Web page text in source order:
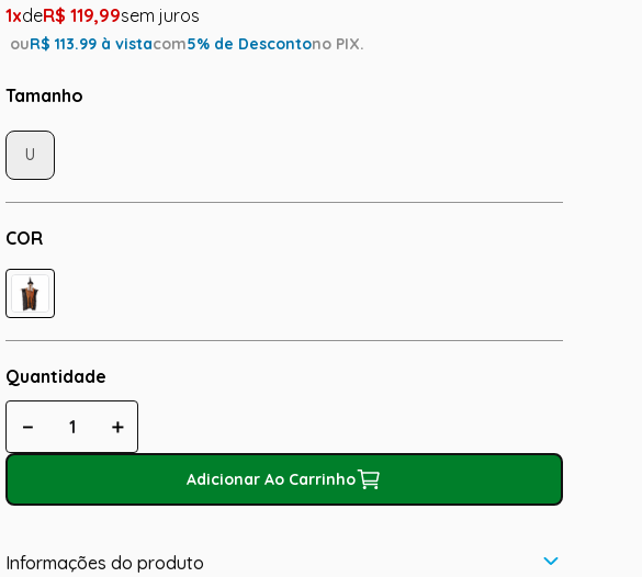
1 R$ 119,99
ouR$113.99 à vistacom5% de Descontono PIX.
Tamanho
COR
U
Quantidade
＋
－
Adicionar Ao Carrinho
Informações do produto